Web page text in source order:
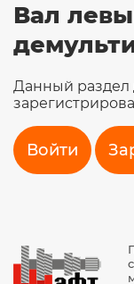
Вал
Данный раздел
Войти